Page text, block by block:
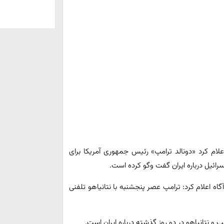
کرد «دونالد ترامپ» رئیس جمهوری آمریکا برای
روز جمعه به وقت محلی به نقل از ۲ منبع آگاه اعلام کرد: ترامپ عصر پنجشنبه با نتانیاهو تلفنی